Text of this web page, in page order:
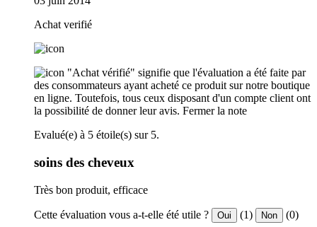
Achat verifié
"Achat vérifié" signifie que l'évaluation a été faite par
des consommateurs ayant acheté ce produit sur notre boutique
en ligne. Toutefois, tous ceux disposant d'un compte client ont
la possibilité de donner leur avis. Fermer la note
Evalué(e) à 5 étoile(s) sur 5.
soins des cheveux
Très bon produit, efficace
Cette évaluation vous a-t-elle été utile ? Oui (1) Non (0)